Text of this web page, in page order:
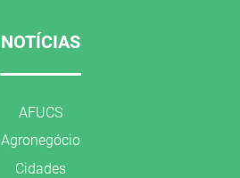
NOTÍCIAS
AFUCS
Agronegócio
Cidades